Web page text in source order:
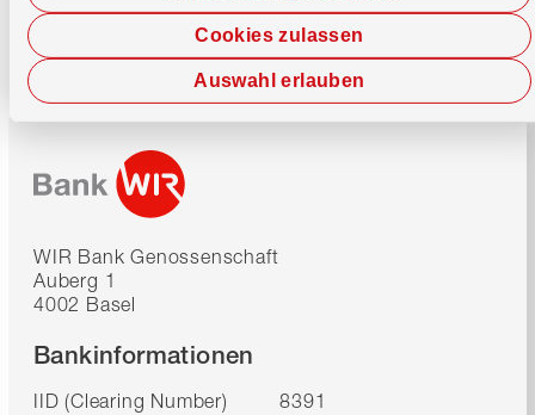
Cookies zulassen
Auswahl erlauben
WIR Bank Genossenschaft
Auberg 1
4002 Basel
Bankinformationen
IID (Clearing Number)
8391